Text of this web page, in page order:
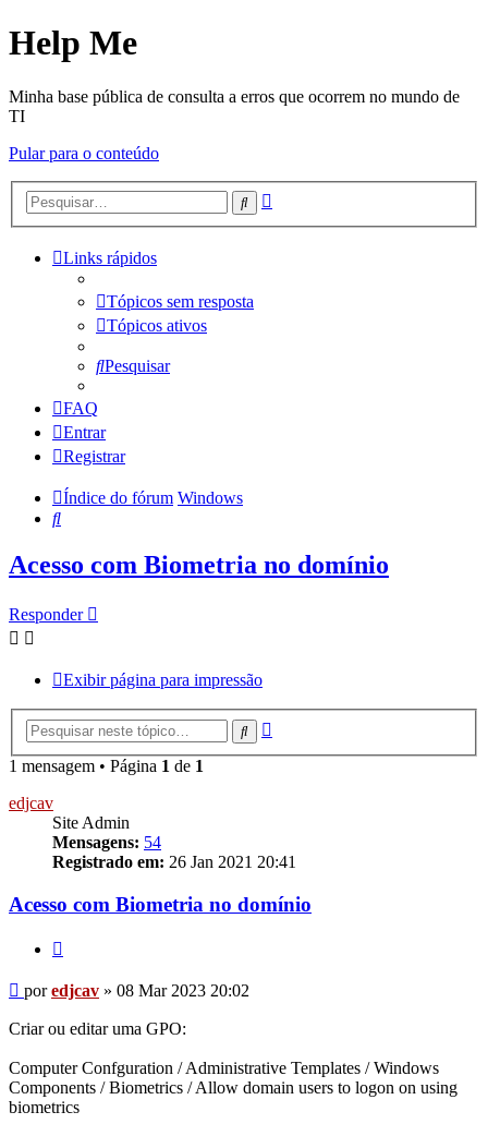
Help Me
Minha base pública de consulta a erros que ocorrem no mundo de
TI
Pular para o conteúdo
Pesquisar
Links rápidos
Tópicos sem resposta
Tópicos ativos
Pesquisar
FAQ
Entrar
Registrar
Índice do fórum Windows
Pesquisar
Acesso com Biometria no domínio
Responder
Exibir página para impressão
Pesquisar
1 mensagem • Página 1 de 1
edjcav
Site Admin
Mensagens: 54
Registrado em: 26 Jan 2021 20:41
Acesso com Biometria no domínio
Mensagem
poredjcav » 08 Mar 2023 20:02
Criar ou editar uma GPO:
Computer Confguration / Administrative Templates / Windows
Components / Biometrics / Allow domain users to logon on using
biometrics